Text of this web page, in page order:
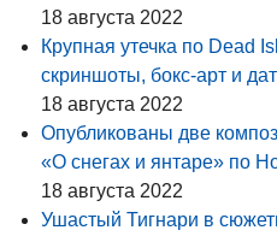
18 августа 2022
Крупная утечка по Dead
скриншоты, бокс-арт и
18 августа 2022
Опубликованы две
«О снегах и янтаре» по
18 августа 2022
Ушастый Тигнари в